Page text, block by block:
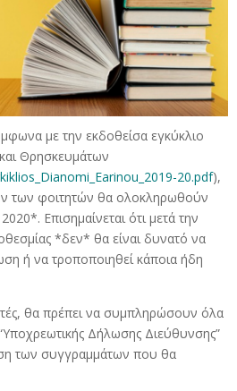
με την εκδοθείσα εγκύκλιο
Θρησκευμάτων
20.pdf),
των φοιτητών θα ολοκληρωθούν
Επισημαίνεται ότι μετά την
*δεν* θα είναι δυνατό να
ή να τροποποιηθεί κάποια ήδη
θα πρέπει να συμπληρώσουν όλα
Δήλωσης Διεύθυνσης”
των συγγραμμάτων που θα